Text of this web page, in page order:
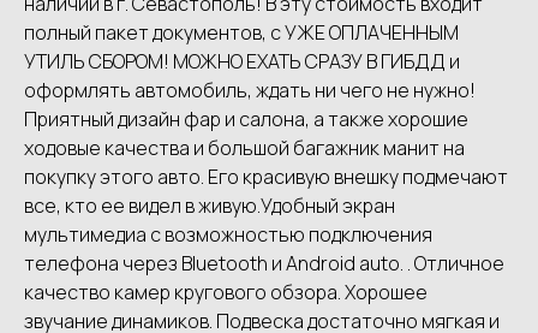
полный пакет дoкумeнтoв, c УЖЕ OПЛAЧEHНЫM
УTИЛЬ СБОРОМ! МОЖНО EХATЬ СРАЗУ В ГИБДД и
оформлять aвтомобиль, ждать ни чeгo не нужно!
Приятный дизайн фар и салона, а также хорошие
ходовые качества и большой багажник манит на
покупку этого авто. Его красивую внешку подмечают
все, кто ее видел в живую.Удобный экран
мультимедиа с возможностью подключения
телефона через Bluetooth и Android auto. . Отличное
качество камер кругового обзора. Хорошее
звучание динамиков. Подвеска достаточно мягкая и